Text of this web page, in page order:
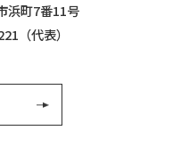
浜町7番11号
（代表）